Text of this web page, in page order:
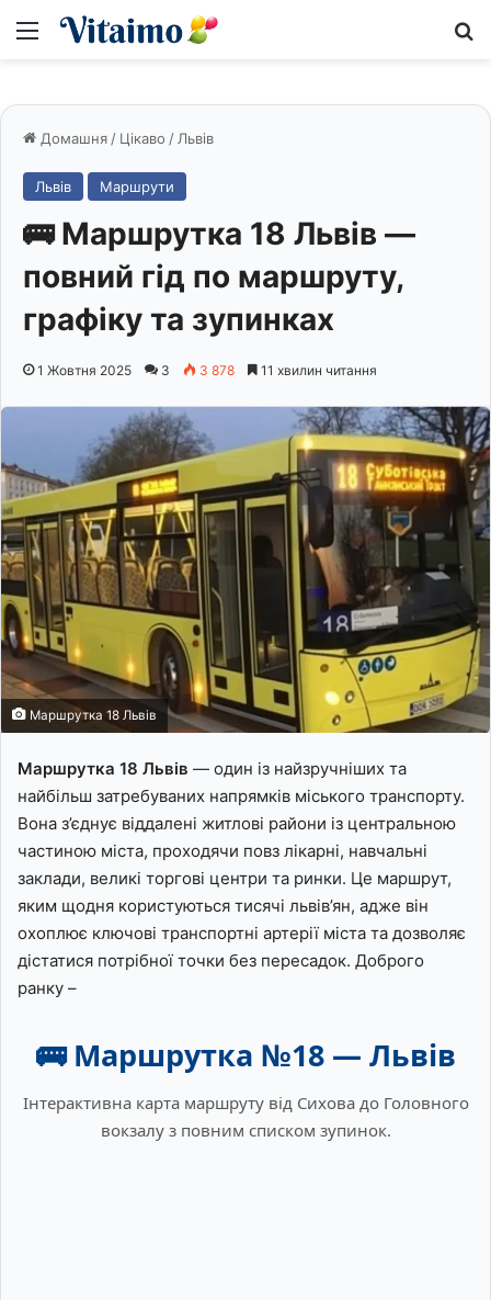
Меню
Домашня / Цікаво / Львів
Львів Маршрути
🚌 Маршрутка 18 Львів —
повний гід по маршруту,
графіку та зупинках
1 Жовтня 2025 3 3 878 11 хвилин читання
Маршрутка 18 Львів
Маршрутка 18 Львів — один із найзручніших та
найбільш затребуваних напрямків міського транспорту.
Вона з’єднує віддалені житлові райони із центральною
частиною міста, проходячи повз лікарні, навчальні
заклади, великі торгові центри та ринки. Це маршрут,
яким щодня користуються тисячі львів’ян, адже він
охоплює ключові транспортні артерії міста та дозволяє
дістатися потрібної точки без пересадок. Доброго
ранку –
🚌 Маршрутка №18 — Львів
Інтерактивна карта маршруту від Сихова до Головного
вокзалу з повним списком зупинок.